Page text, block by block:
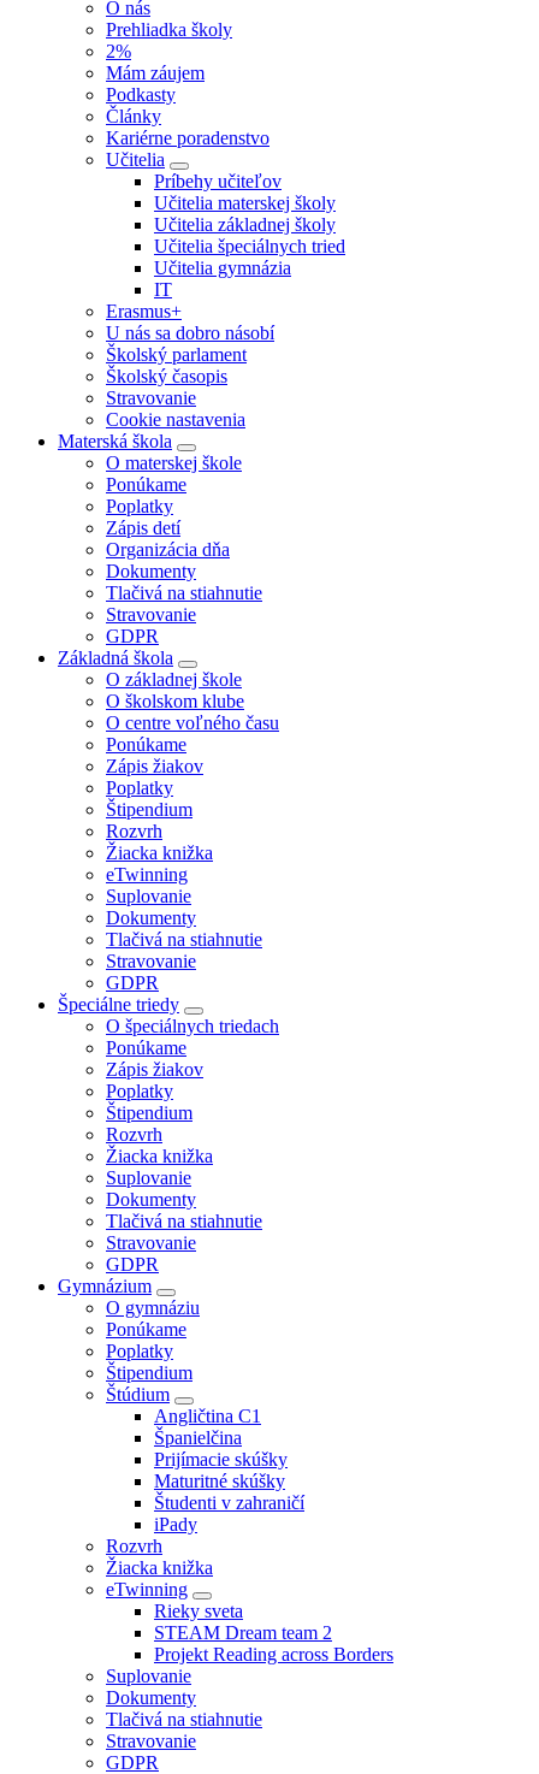
O nás
Prehliadka školy
2%
Mám záujem
Podkasty
Články
Kariérne poradenstvo
Učitelia
Príbehy učiteľov
Učitelia materskej školy
Učitelia základnej školy
Učitelia špeciálnych tried
Učitelia gymnázia
IT
Erasmus+
U nás sa dobro násobí
Školský parlament
Školský časopis
Stravovanie
Cookie nastavenia
Materská škola
O materskej škole
Ponúkame
Poplatky
Zápis detí
Organizácia dňa
Dokumenty
Tlačivá na stiahnutie
Stravovanie
GDPR
Základná škola
O základnej škole
O školskom klube
O centre voľného času
Ponúkame
Zápis žiakov
Poplatky
Štipendium
Rozvrh
Žiacka knižka
eTwinning
Suplovanie
Dokumenty
Tlačivá na stiahnutie
Stravovanie
GDPR
Špeciálne triedy
O špeciálnych triedach
Ponúkame
Zápis žiakov
Poplatky
Štipendium
Rozvrh
Žiacka knižka
Suplovanie
Dokumenty
Tlačivá na stiahnutie
Stravovanie
GDPR
Gymnázium
O gymnáziu
Ponúkame
Poplatky
Štipendium
Štúdium
Angličtina C1
Španielčina
Prijímacie skúšky
Maturitné skúšky
Študenti v zahraničí
iPady
Rozvrh
Žiacka knižka
eTwinning
Rieky sveta
STEAM Dream team 2
Projekt Reading across Borders
Suplovanie
Dokumenty
Tlačivá na stiahnutie
Stravovanie
GDPR